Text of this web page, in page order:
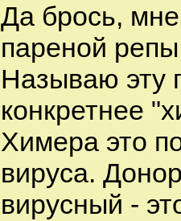
Да брось,
пареной
Называю эту
конкретнее
Химера это
вируса.
вирусный -